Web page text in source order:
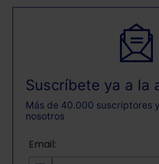
Suscríbete ya a la
Más de 40.000 suscriptores
nosotros
Email: